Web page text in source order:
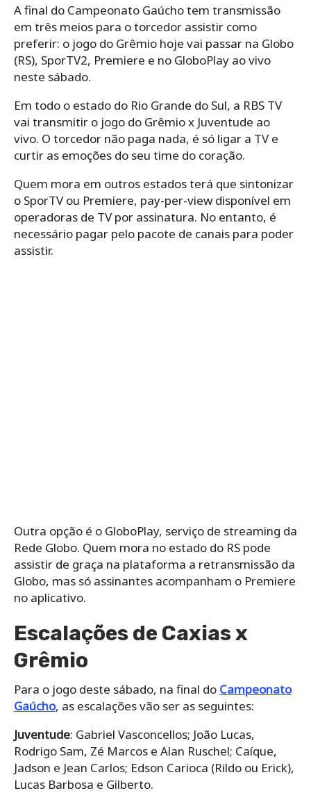
A final do Campeonato Gaúcho tem transmissão
em três meios para o torcedor assistir como
preferir: o jogo do Grêmio hoje vai passar na Globo
(RS), SporTV2, Premiere e no GloboPlay ao vivo
neste sábado.
Em todo o estado do Rio Grande do Sul, a RBS TV
vai transmitir o jogo do Grêmio x Juventude ao
vivo. O torcedor não paga nada, é só ligar a TV e
curtir as emoções do seu time do coração.
Quem mora em outros estados terá que sintonizar
o SporTV ou Premiere, pay-per-view disponível em
operadoras de TV por assinatura. No entanto, é
necessário pagar pelo pacote de canais para poder
assistir.
Outra opção é o GloboPlay, serviço de streaming da
Rede Globo. Quem mora no estado do RS pode
assistir de graça na plataforma a retransmissão da
Globo, mas só assinantes acompanham o Premiere
no aplicativo.
Escalações de Caxias x
Grêmio
Para o jogo deste sábado, na final do Campeonato
Gaúcho, as escalações vão ser as seguintes:
Juventude: Gabriel Vasconcellos; João Lucas,
Rodrigo Sam, Zé Marcos e Alan Ruschel; Caíque,
Jadson e Jean Carlos; Edson Carioca (Rildo ou Erick),
Lucas Barbosa e Gilberto.